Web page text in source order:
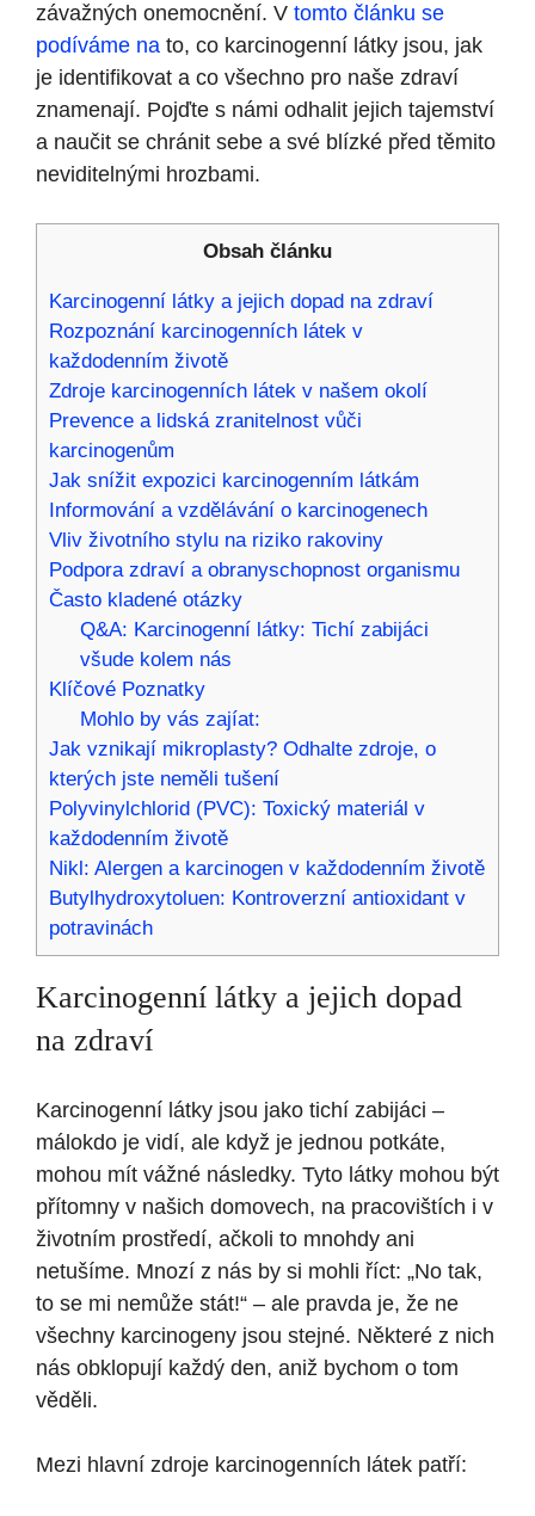
závažných onemocnění. V tomto článku se
podíváme na to, co karcinogenní látky jsou, jak
je identifikovat a co všechno pro naše zdraví
znamenají. Pojďte s námi odhalit jejich tajemství
a naučit se chránit sebe a své blízké před těmito
neviditelnými hrozbami.
Obsah článku
Karcinogenní látky a jejich dopad na zdraví
Rozpoznání karcinogenních látek v
každodenním životě
Zdroje karcinogenních látek v našem okolí
Prevence a lidská zranitelnost vůči
karcinogenům
Jak snížit expozici karcinogenním látkám
Informování a vzdělávání o karcinogenech
Vliv životního stylu na riziko rakoviny
Podpora zdraví a obranyschopnost organismu
Často kladené otázky
Q&A: Karcinogenní látky: Tichí zabijáci
všude kolem nás
Klíčové Poznatky
Mohlo by vás zajíat:
Jak vznikají mikroplasty? Odhalte zdroje, o
kterých jste neměli tušení
Polyvinylchlorid (PVC): Toxický materiál v
každodenním životě
Nikl: Alergen a karcinogen v každodenním životě
Butylhydroxytoluen: Kontroverzní antioxidant v
potravinách
Karcinogenní látky a jejich dopad
na zdraví
Karcinogenní látky jsou jako tichí zabijáci –
málokdo je vidí, ale když je jednou potkáte,
mohou mít vážné následky. Tyto látky mohou být
přítomny v našich domovech, na pracovištích i v
životním prostředí, ačkoli to mnohdy ani
netušíme. Mnozí z nás by si mohli říct: „No tak,
to se mi nemůže stát!“ – ale pravda je, že ne
všechny karcinogeny jsou stejné. Některé z nich
nás obklopují každý den, aniž bychom o tom
věděli.
Mezi hlavní zdroje karcinogenních látek patří: